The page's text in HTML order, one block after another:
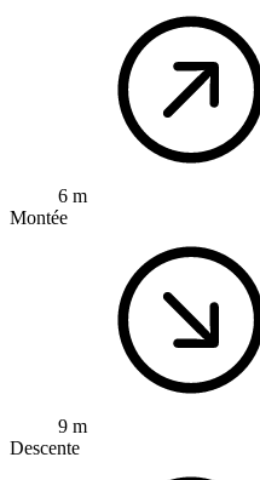
6 m
Montée
9 m
Descente